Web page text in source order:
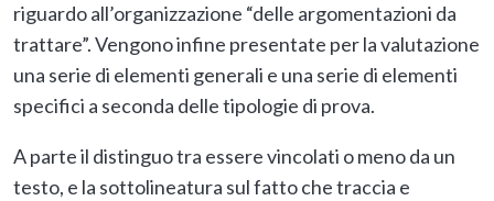
riguardo all’organizzazione “delle argomentazioni da
trattare”. Vengono infine presentate per la valutazione
una serie di elementi generali e una serie di elementi
specifici a seconda delle tipologie di prova.
A parte il distinguo tra essere vincolati o meno da un
testo, e la sottolineatura sul fatto che traccia e